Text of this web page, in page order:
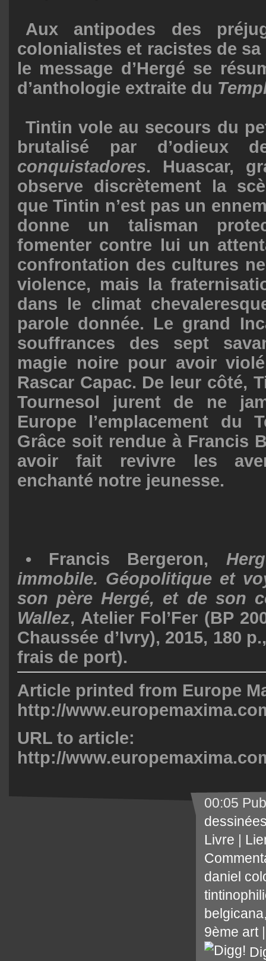
Aux antipodes des
colonialistes et racistes de sa
le message d’Hergé se
d’anthologie extraite du
Tintin vole au secours du
brutalisé par d’odieux
conquistadores. Huascar,
observe discrètement la
que Tintin n’est pas un
donne un talisman
fomenter contre lui un
confrontation des cultures
violence, mais la
dans le climat
parole donnée. Le grand
souffrances des sept
magie noire pour avoir
Rascar Capac. De leur côté,
Tournesol jurent de ne
Europe l’emplacement du
Grâce soit rendue à Francis
avoir fait revivre les
enchanté notre jeunesse.
• Francis Bergeron,
immobile. Géopolitique et
son père Hergé, et de son
Wallez, Atelier Fol’Fer (BP
Chaussée d’Ivry), 2015, 180
frais de port).
Article printed from Europe
http://
URL to article:
http://
00:05
Livre |
daniel
belgicana
9ème art